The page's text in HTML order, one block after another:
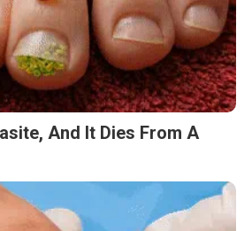
And It Dies From A